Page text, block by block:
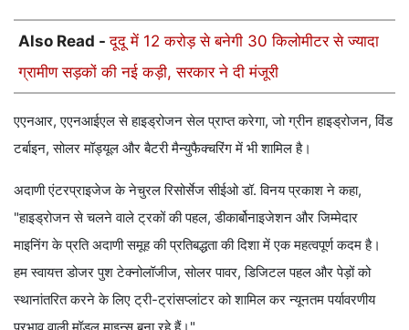
Also Read -दूदू में 12 करोड़ से बनेगी 30 किलोमीटर से ज्यादा
ग्रामीण सड़कों की नई कड़ी, सरकार ने दी मंजूरी
एएनआर, एएनआईएल से हाइड्रोजन सेल प्राप्त करेगा, जो ग्रीन हाइड्रोजन, विंड
टर्बाइन, सोलर मॉड्यूल और बैटरी मैन्युफैक्चरिंग में भी शामिल है।
अदाणी एंटरप्राइजेज के नेचुरल रिसोर्सेज सीईओ डॉ. विनय प्रकाश ने कहा,
"हाइड्रोजन से चलने वाले ट्रकों की पहल, डीकार्बोनाइजेशन और जिम्मेदार
माइनिंग के प्रति अदाणी समूह की प्रतिबद्धता की दिशा में एक महत्वपूर्ण कदम है।
हम स्वायत्त डोजर पुश टेक्नोलॉजीज, सोलर पावर, डिजिटल पहल और पेड़ों को
स्थानांतरित करने के लिए ट्री-ट्रांसप्लांटर को शामिल कर न्यूनतम पर्यावरणीय